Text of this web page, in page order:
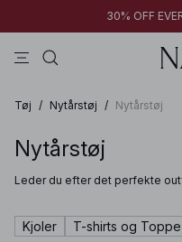
30% OFF
Tøj / Nytårstøj / Nytårstøj
Nytårstøj
Leder du efter det perfekte
klassiske pailletkjoler til
blonde. Vores festkollektion
Kjoler T-shirts og Toppe